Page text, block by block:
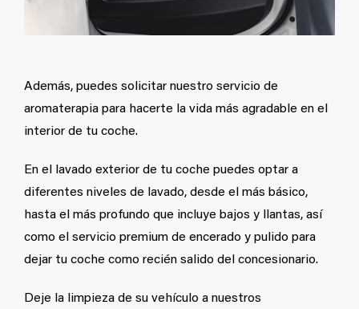
Además, puedes solicitar nuestro servicio de
aromaterapia para hacerte la vida más agradable en el
interior de tu coche.
En el lavado exterior de tu coche puedes optar a
diferentes niveles de lavado, desde el más básico,
hasta el más profundo que incluye bajos y llantas, así
como el servicio premium de encerado y pulido para
dejar tu coche como recién salido del concesionario.
Deje la limpieza de su vehículo a nuestros